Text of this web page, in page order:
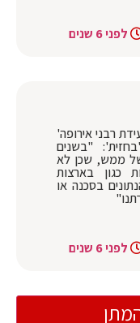
לפני 6 שנים
רבני אירופה'
"בשנים
ממש, שכן לא
כגון בארצות
בסכנה או
לפני 6 שנים